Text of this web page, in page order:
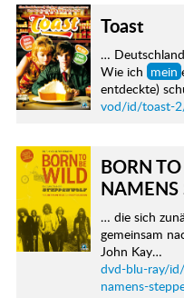
Toast
…
Wie ich mein
entdeckte)
vod/id/toast-
BORN
NAMENS
… die sich
gemeinsam
John Kay…
dvd-blu-ray/
namens-